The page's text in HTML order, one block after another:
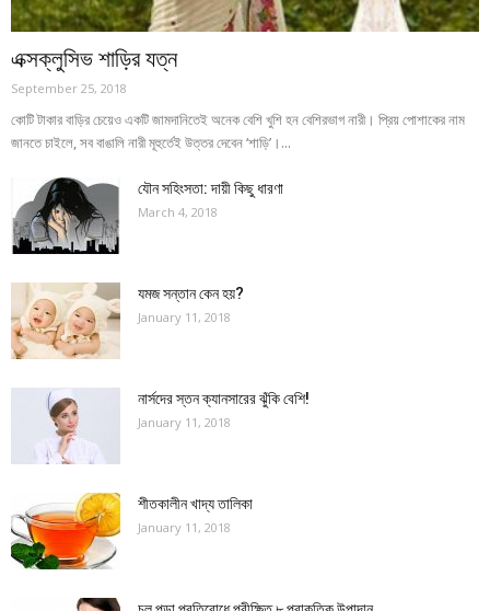
এক্সক্লুসিভ শাড়ির যত্ন
September 25, 2018
কোটি টাকার বাড়ির চেয়েও একটি জামদানিতেই অনেক বেশি খুশি হন বেশিরভাগ নারী। প্রিয় পোশাকের নাম
জানতে চাইলে, সব বাঙালি নারী মূহুর্তেই উত্তর দেবেন ‘শাড়ি’।...
যৌন সহিংসতা: দায়ী কিছু ধারণা
March 4, 2018
যমজ সন্তান কেন হয়?
January 11, 2018
নার্সদের স্তন ক্যানসারের ঝুঁকি বেশি!
January 11, 2018
শীতকালীন খাদ্য তালিকা
January 11, 2018